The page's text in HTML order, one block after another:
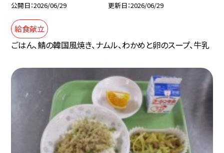
公開日 2026/06/29 更新日 2026/06/29
給食献立
ごはん、鯖の韓国風焼き、ナムル、わかめと卵のスープ、牛乳